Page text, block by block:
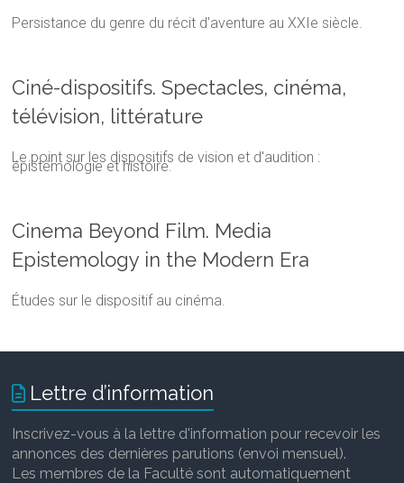
Persistance du genre du récit d’aventure au XXIe siècle.
Ciné-dispositifs. Spectacles, cinéma,
télévision, littérature
Le point sur les dispositifs de vision et d'audition :
épistémologie et histoire.
Cinema Beyond Film. Media
Epistemology in the Modern Era
Études sur le dispositif au cinéma.
Lettre d’information
Inscrivez-vous à la lettre d'information pour recevoir les
annonces des dernières parutions (envoi mensuel).
Les membres de la Faculté sont automatiquement